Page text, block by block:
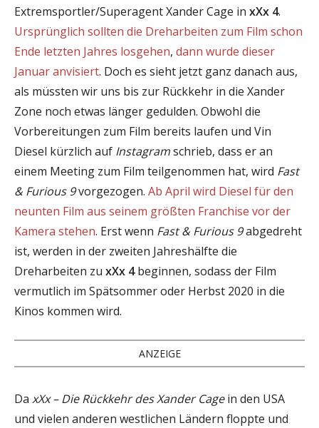
Extremsportler/Superagent Xander Cage in xXx 4.
Ursprünglich sollten die Dreharbeiten zum Film schon
Ende letzten Jahres losgehen, dann wurde dieser
Januar anvisiert. Doch es sieht jetzt ganz danach aus,
als müssten wir uns bis zur Rückkehr in die Xander
Zone noch etwas länger gedulden. Obwohl die
Vorbereitungen zum Film bereits laufen und Vin
Diesel kürzlich auf Instagramschrieb, dass er an
einem Meeting zum Film teilgenommen hat, wird Fast
& Furious 9vorgezogen. Ab April wird Diesel für den
neunten Film aus seinem größten Franchise vor der
Kamera stehen. Erst wenn Fast & Furious 9abgedreht
ist, werden in der zweiten Jahreshälfte die
Dreharbeiten zu xXx 4beginnen, sodass der Film
vermutlich im Spätsommer oder Herbst 2020 in die
Kinos kommen wird.
ANZEIGE
Da xXx – Die Rückkehr des Xander Cagein den USA
und vielen anderen westlichen Ländern floppte und